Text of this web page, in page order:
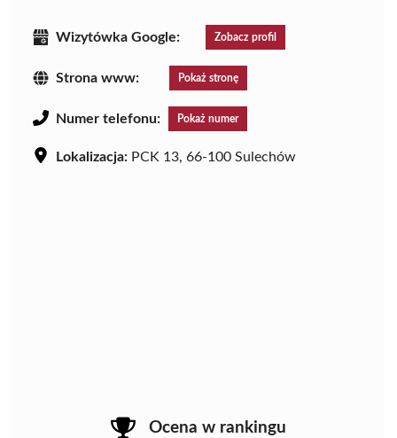
Wizytówka Google: Zobacz profil
Strona www: Pokaż stronę
Numer telefonu: Pokaż numer
Lokalizacja: PCK 13, 66-100 Sulechów
Ocena w rankingu